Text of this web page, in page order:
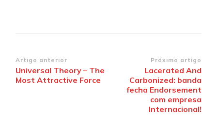
Navegação
de
Artigo anterior
Universal Theory – The
Most Attractive Force
Próximo artigo
Lacerated And
Carbonized: banda
fecha Endorsement
com empresa
Internacional!